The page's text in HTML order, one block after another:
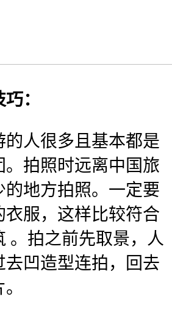
：
的人很多且基本都是
。拍照时远离中国旅
的地方拍照。一定要
衣服，这样比较符合
。拍之前先取景，人
去凹造型连拍，回去